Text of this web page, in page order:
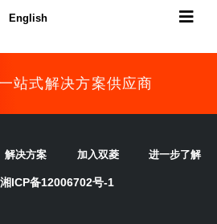
English
站式解决方案供应商
解决方案 加入双菱 进一步了解
湘ICP备12006702号-1